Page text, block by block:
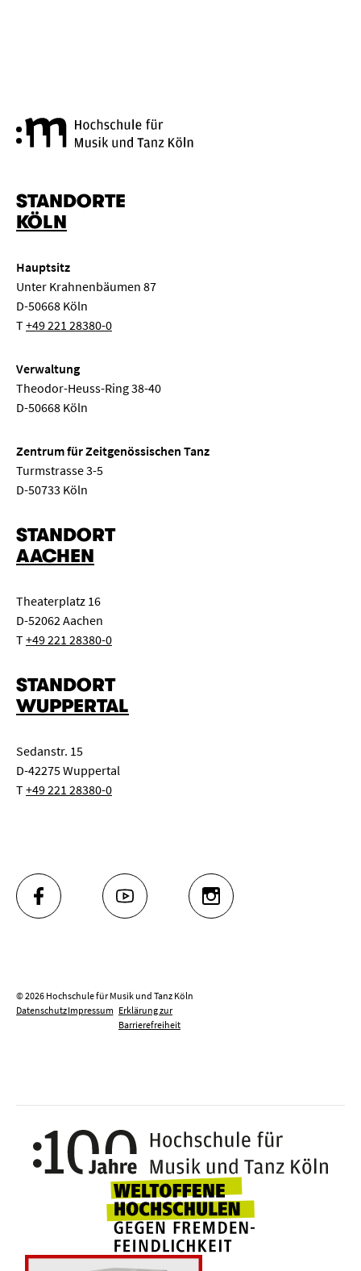
STANDORTE
KÖLN
Hauptsitz
Unter Krahnenbäumen 87
D-50668 Köln
T+49 221 28380-0
Verwaltung
Theodor-Heuss-Ring 38-40
D-50668 Köln
Zentrum für Zeitgenössischen Tanz
Turmstrasse 3-5
D-50733 Köln
STANDORT
AACHEN
Theaterplatz 16
D-52062 Aachen
T+49 221 28380-0
STANDORT
WUPPERTAL
Sedanstr. 15
D-42275 Wuppertal
T+49 221 28380-0
FACEBOOK YOUTUBE INSTAGRAM
© 2026 Hochschule für Musik und Tanz Köln
DatenschutzImpressum Erklärung zur
Barrierefreiheit